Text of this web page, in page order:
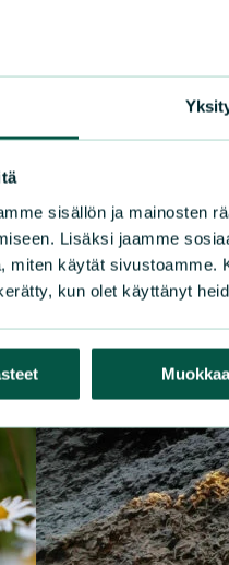
sisällön ja mainosten
Lisäksi jaamme
miten käytät
kun olet käyttänyt